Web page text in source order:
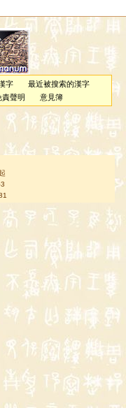
字
最近被搜索的漢字
責聲明 意見簿